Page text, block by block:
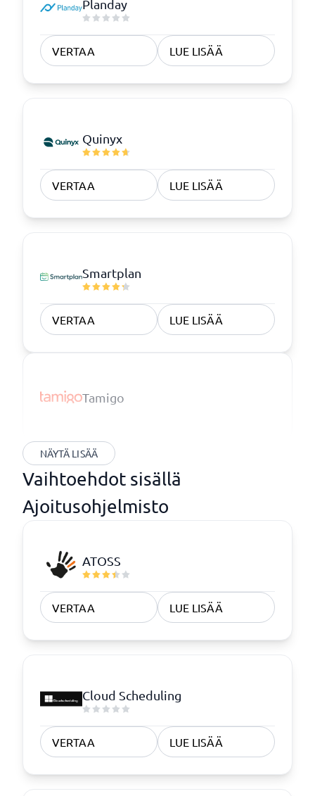
Planday
VERTAA LUE LISÄÄ
Quinyx
VERTAA LUE LISÄÄ
Smartplan
VERTAA LUE LISÄÄ
Tamigo
NÄYTÄ LISÄÄ
Vaihtoehdot sisällä
Ajoitusohjelmisto
ATOSS
VERTAA LUE LISÄÄ
Cloud Scheduling
VERTAA LUE LISÄÄ